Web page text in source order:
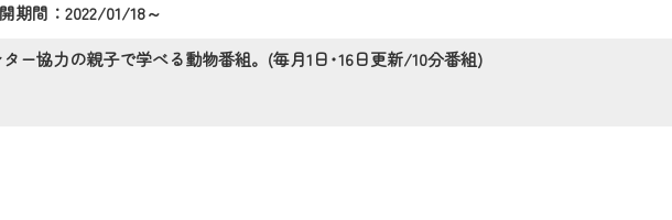
期間：2022/01/18～
ー協力の親子で学べる動物番組。(毎月1日･16日更新/10分番組)
面が「メンテナンス中」になり、ご利用いただけません。
ご了承の程よろしくお願いいたします。